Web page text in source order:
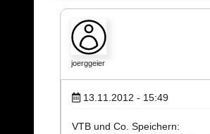
joerggeier
13.11.2012 - 15:49
VTB und Co. Speichern: